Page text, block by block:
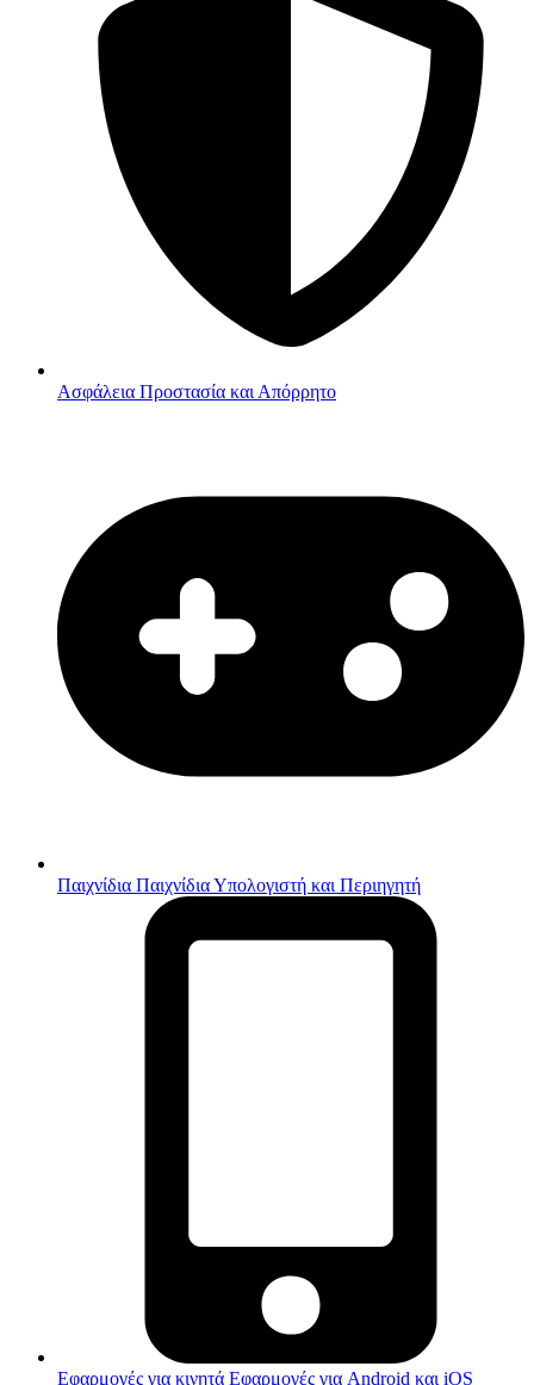
Ασφάλεια Προστασία και Απόρρητο
Παιχνίδια Παιχνίδια Υπολογιστή και Περιηγητή
Εφαρμογές για κινητά Εφαρμογές για Android και iOS